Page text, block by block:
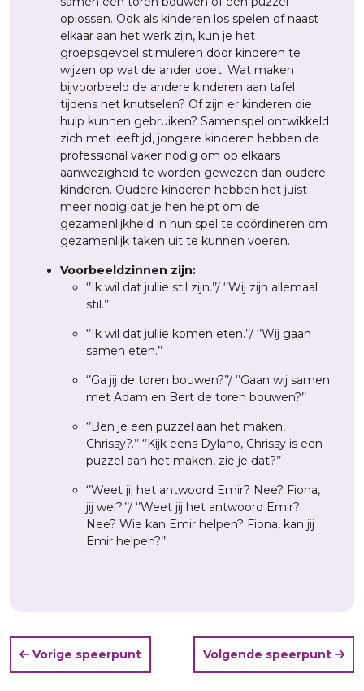
oplossen. Ook als kinderen los spelen of naast
elkaar aan het werk zijn, kun je het
groepsgevoel stimuleren door kinderen te
wijzen op wat de ander doet. Wat maken
bijvoorbeeld de andere kinderen aan tafel
tijdens het knutselen? Of zijn er kinderen die
hulp kunnen gebruiken? Samenspel ontwikkeld
zich met leeftijd, jongere kinderen hebben de
professional vaker nodig om op elkaars
aanwezigheid te worden gewezen dan oudere
kinderen. Oudere kinderen hebben het juist
meer nodig dat je hen helpt om de
gezamenlijkheid in hun spel te coördineren om
gezamenlijk taken uit te kunnen voeren.
Voorbeeldzinnen zijn:
‘’Ik wil dat jullie stil zijn.’’/ ‘’Wij zijn allemaal
stil.’’
‘’Ik wil dat jullie komen eten.’’/ ‘’Wij gaan
samen eten.’’
‘’Ga jij de toren bouwen?’’/ ‘’Gaan wij samen
met Adam en Bert de toren bouwen?’’
‘’Ben je een puzzel aan het maken,
Chrissy?.’’ ‘’Kijk eens Dylano, Chrissy is een
puzzel aan het maken, zie je dat?’’
‘’Weet jij het antwoord Emir? Nee? Fiona,
jij wel?.’’/ ‘’Weet jij het antwoord Emir?
Nee? Wie kan Emir helpen? Fiona, kan jij
Emir helpen?’’
Vorige speerpunt Volgende speerpunt